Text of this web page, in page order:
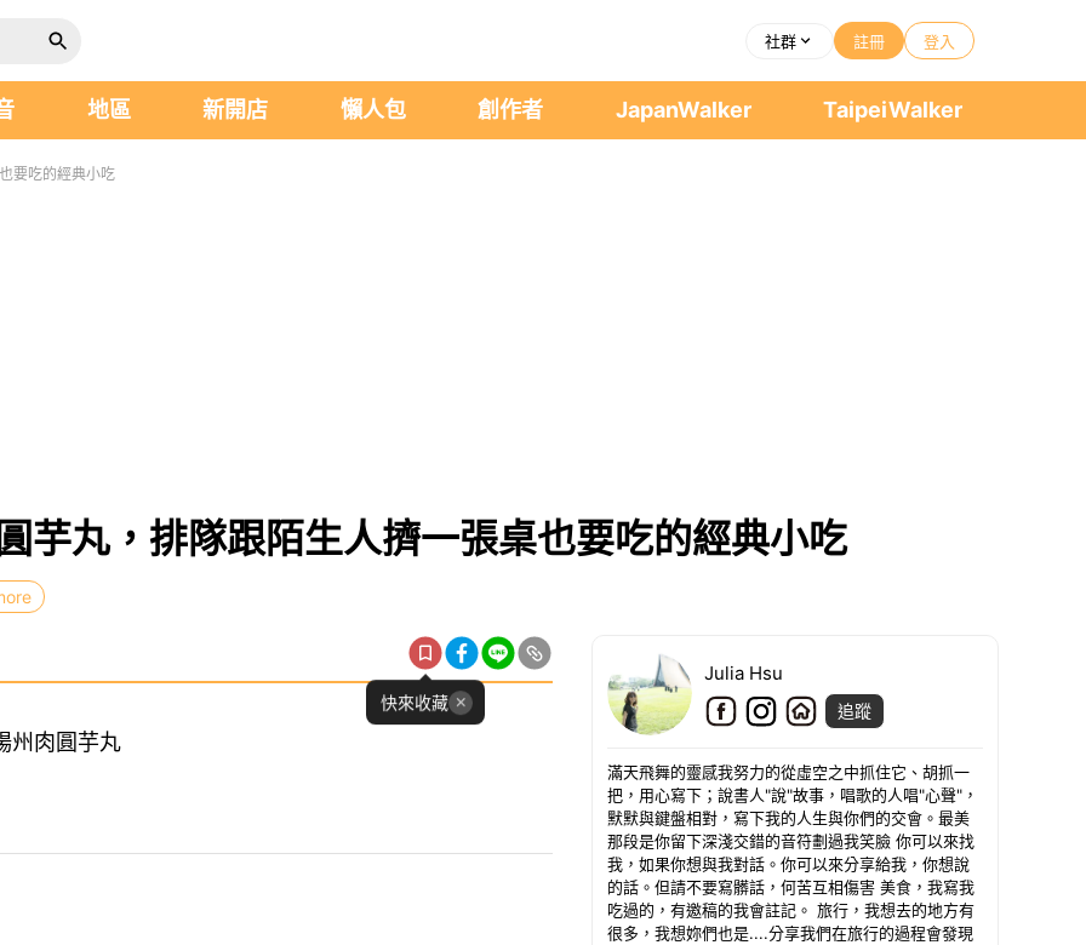
社群 註冊 登入
地區 新開店 懶人包 創作者 JapanWalker TaipeiWalker
要吃的經典小吃
芋丸，排隊跟陌生人擠一張桌也要吃的經典小吃
快來收藏
州肉圓芋丸
Julia Hsu
追蹤
​​滿天飛舞的靈感我努力的從虛空之中抓住它、胡抓一
把，用心寫下；說書人"說"故事，唱歌的人唱"心聲"，
默默與鍵盤相對，寫下我的人生與你們的交會。最美
那段是你留下深淺交錯的音符劃過我笑臉 你可以來找
我，如果你想與我對話。你可以來分享給我，你想說
的話。但請不要寫髒話，何苦互相傷害 美食，我寫我
吃過的，有邀稿的我會註記。 旅行，我想去的地方有
很多，我想妳們也是....分享我們在旅行的過程會發現